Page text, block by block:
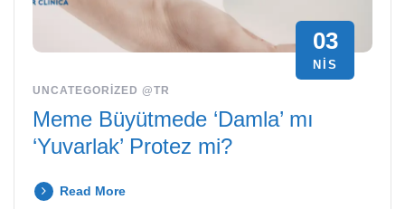
03
NIS
UNCATEGORIZED @TR
Meme Büyütmede ‘Damla’ mı
‘Yuvarlak’ Protez mi?
Read More